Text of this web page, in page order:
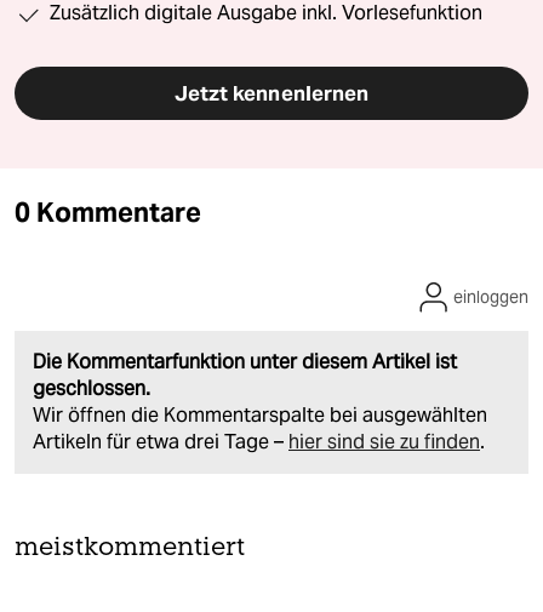
Zusätzlich digitale Ausgabe inkl. Vorlesefunktion
Jetzt kennenlernen
0 Kommentare
Die Kommentarfunktion unter diesem Artikel ist
geschlossen.
Wir öffnen die Kommentarspalte bei ausgewählten
Artikeln für etwa drei Tage – hier sind sie zu finden.
einloggen
meistkommentiert